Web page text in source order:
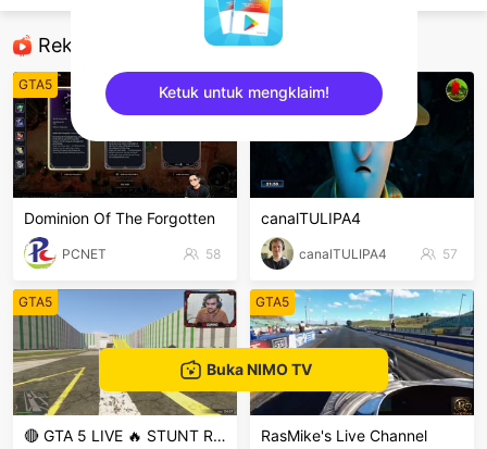
Rekomendasi
GTA5
Dominion Of The Forgotten
PCNET 58
canalTULIPA4
canalTULIPA4 57
GTA5
🔴 GTA 5 LIVE 🔥 STUNT RACE
GTA5
RasMike's Live Channel
Buka NIMO TV
Ketuk untuk mengklaim!
sentinelEnd